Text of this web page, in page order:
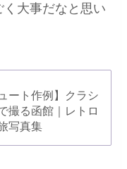
大事だなと思い
ート作例】クラシ
撮る函館｜レトロ
写真集